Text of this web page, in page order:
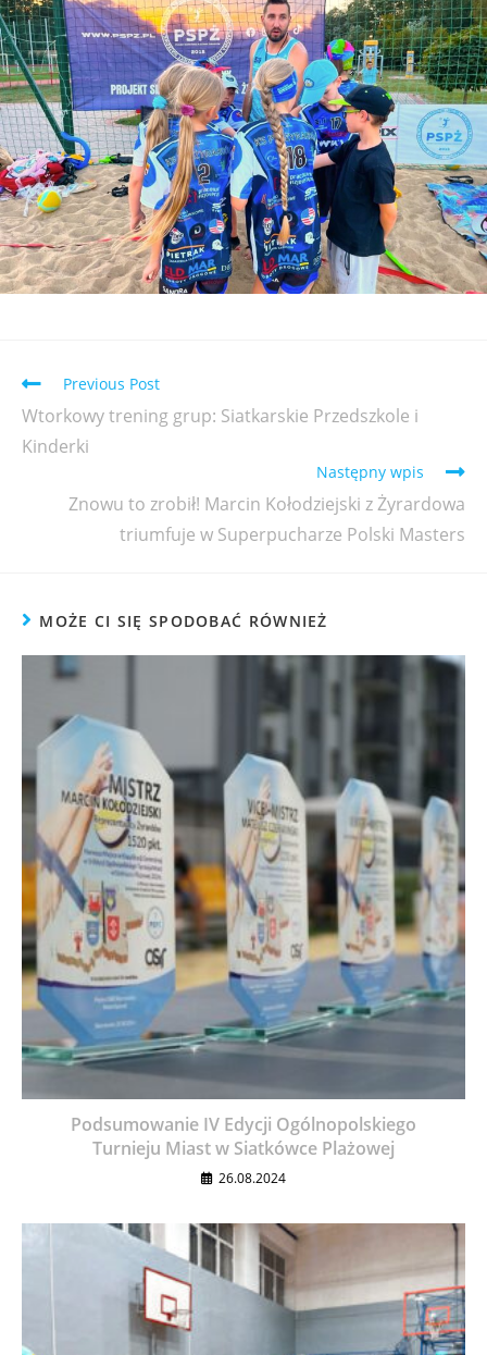
Previous Post
Wtorkowy trening grup: Siatkarskie Przedszkole i
Kinderki
Następny wpis
Znowu to zrobił! Marcin Kołodziejski z Żyrardowa
triumfuje w Superpucharze Polski Masters
MOŻE CI SIĘ SPODOBAĆ RÓWNIEŻ
Podsumowanie IV Edycji Ogólnopolskiego
Turnieju Miast w Siatkówce Plażowej
26.08.2024